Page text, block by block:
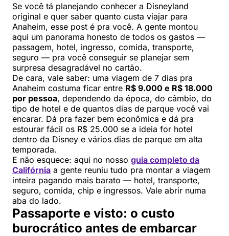
Se você tá planejando conhecer a Disneyland
original e quer saber quanto custa viajar para
Anaheim, esse post é pra você. A gente montou
aqui um panorama honesto de todos os gastos —
passagem, hotel, ingresso, comida, transporte,
seguro — pra você conseguir se planejar sem
surpresa desagradável no cartão.
De cara, vale saber: uma viagem de 7 dias pra
Anaheim costuma ficar entre R$ 9.000 e R$ 18.000
por pessoa, dependendo da época, do câmbio, do
tipo de hotel e de quantos dias de parque você vai
encarar. Dá pra fazer bem econômica e dá pra
estourar fácil os R$ 25.000 se a ideia for hotel
dentro da Disney e vários dias de parque em alta
temporada.
E não esquece: aqui no nosso guia completo da
Califórnia a gente reuniu tudo pra montar a viagem
inteira pagando mais barato — hotel, transporte,
seguro, comida, chip e ingressos. Vale abrir numa
aba do lado.
Passaporte e visto: o custo
burocrático antes de embarcar